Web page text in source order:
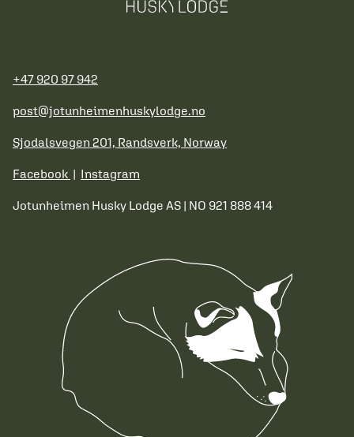
+47 920 97 942
post@jotunheimenhuskylodge.no
Sjodalsvegen 201, Randsverk, Norway
Facebook | Instagram
Jotunheimen Husky Lodge AS | NO 921 888 414